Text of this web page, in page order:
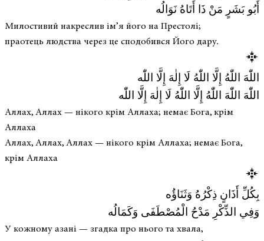
أَبُو بَشَرٍ مَنْ ذَا أَتَاهُ نَوَالُه
Милостивий накреслив ім’я його на Престолі;
праотець людства через це сподобився Його дару.
اللّٰهَ اللّٰهُ إِلَّا اللّٰهُ لَا إِلٰهَ إِلَّا اللّٰه
اللّٰهَ اللّٰهَ اللّٰهُ إِلَّا اللّٰهُ لَا إِلٰهَ إِلَّا اللّٰه
Аллах, Аллах — нікого крім Аллаха; немає Бога, крім
Аллаха
Аллах, Аллах, Аллах — нікого крім Аллаха; немає Бога,
крім Аллаха
بِكُلِّ أَذَانٍ ذِكْرُهُ وَثَنَاؤُه
وَفِي الذِّكْرِ مَدْحُ الْمُصْطَفَى وَكَمَالُه
У кожному азані — згадка про нього та хвала,